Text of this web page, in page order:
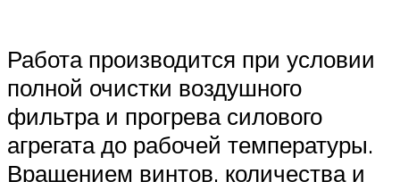
Работа производится при условии
полной очистки воздушного
фильтра и прогрева силового
агрегата до рабочей температуры.
Вращением винтов, количества и